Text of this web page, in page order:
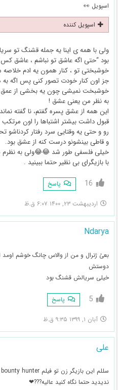
اسپویل 👀
اسپویل کننده
ولی با همه ی اینا یه جمله قشنگ تو
بود “حتی اگه عاشق تو نباشم ، عاشق
خوشبختی تو ، کنار همون یه ادم
جز اون کنار خودت تصور کنی پس اگه
خوشبخت نمیشی چون یه بخشی از عمق
به نظر من یعنی عشق !
این همه از عشق پسره گفتم، نا گفته
قبول داشت بیشتر اشتباها را اون
رو و حتی یه وقتایی سرد رفتار
و قاطی بینشونو درست کنه از عشق بود.
خیلی فلسفی طور شد 😂😂ولی به نظرم
با بازیگرای بی نظیر حتما ببینید .
16 پاسخ
اردیبهشت ۲۳, ۱۴۰۰ ۶:۰۷ ق.ظ
Ndarya
بعئ ژنرال و من از والاس چانگ خوشم اومد
دوستش
خیلی سریالش قشنگ بود
5 پاسخ
آبان ۱, ۱۳۹۹ ۹:۳۵ ق.ظ
علی
ندیدید حتما نگاه کنید عالیه???❤